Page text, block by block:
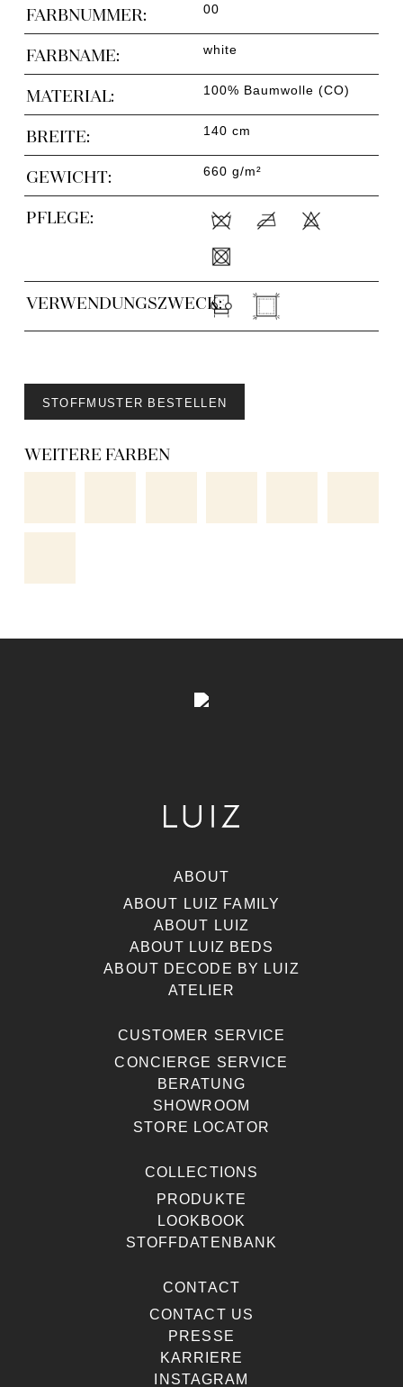
FARBNUMMER: 00
FARBNAME: white
MATERIAL: 100% Baumwolle (CO)
BREITE: 140 cm
GEWICHT: 660 g/m²
PFLEGE:
VERWENDUNGSZWECK:
STOFFMUSTER BESTELLEN
WEITERE FARBEN
ABOUT
ABOUT LUIZ FAMILY
ABOUT LUIZ
ABOUT LUIZ BEDS
ABOUT DECODE BY LUIZ
ATELIER
CUSTOMER SERVICE
CONCIERGE SERVICE
BERATUNG
SHOWROOM
STORE LOCATOR
COLLECTIONS
PRODUKTE
LOOKBOOK
STOFFDATENBANK
CONTACT
CONTACT US
PRESSE
KARRIERE
INSTAGRAM